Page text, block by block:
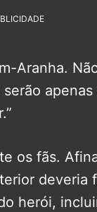
Aranha.
os fãs.
deveria
herói,